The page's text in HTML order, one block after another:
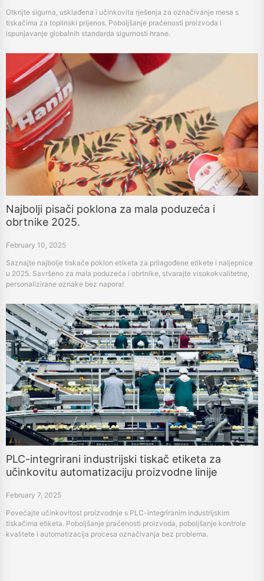
Otkrijte sigurna, usklađena i učinkovita rješenja za označivanje mesa s
tiskačima za toplinski prijenos. Poboljšanje praćenosti proizvoda i
ispunjavanje globalnih standarda sigurnosti hrane.
Najbolji pisači poklona za mala poduzeća i
obrtnike 2025.
February 10, 2025
Saznajte najbolje tiskače poklon etiketa za prilagođene etikete i naljepnice
u 2025. Savršeno za mala poduzeća i obrtnike, stvarajte visokokvalitetne,
personalizirane oznake bez napora!
PLC-integrirani industrijski tiskač etiketa za
učinkovitu automatizaciju proizvodne linije
February 7, 2025
Povećajte učinkovitost proizvodnje s PLC-integriranim industrijskim
tiskačima etiketa. Poboljšanje praćenosti proizvoda, poboljšanje kontrole
kvalitete i automatizacija procesa označivanja bez problema.